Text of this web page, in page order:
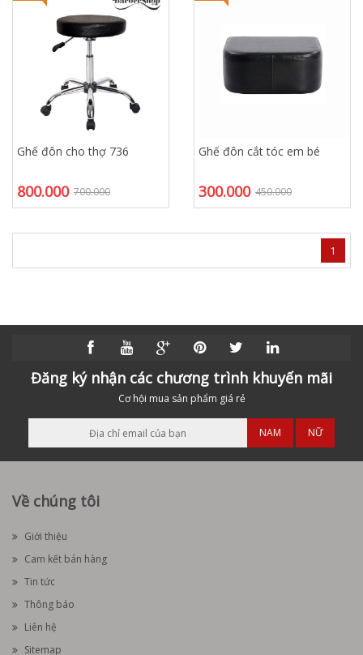
Ghế đôn cho thợ 736
700.000
800.000
Ghế đôn cắt tóc em bé
450.000
300.000
1
Đăng ký nhận các chương trình khuyến mãi
Cơ hội mua sản phẩm giá rẻ
NAM NỮ
Về chúng tôi
Giới thiệu
Cam kết bán hàng
Tin tức
Thông báo
Liên hệ
Sitemap